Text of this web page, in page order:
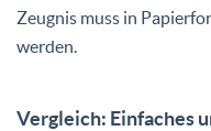
Zeugnis muss in
werden.
Vergleich: Einfaches